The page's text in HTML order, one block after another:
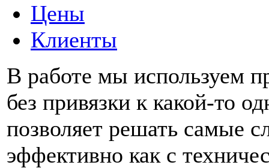
Цены
Клиенты
В работе мы используем
без привязки к какой-то
позволяет решать самые
эффективно как с